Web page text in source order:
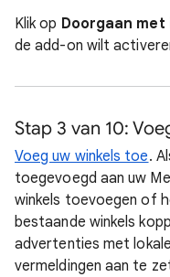
Klik op Doorgaan
de add-on wilt
Stap 3 van 10:
Voeg uw winkels toe.
toegevoegd aan uw
winkels toevoegen of
bestaande winkels
advertenties met
vermeldingen aan te